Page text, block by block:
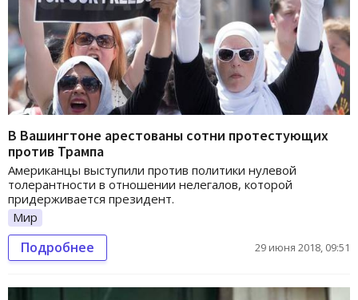
В Вашингтоне арестованы сотни протестующих
против Трампа
Американцы выступили против политики нулевой
толерантности в отношении нелегалов, которой
придерживается президент.
Мир
Подробнее 29 июня 2018, 09:51